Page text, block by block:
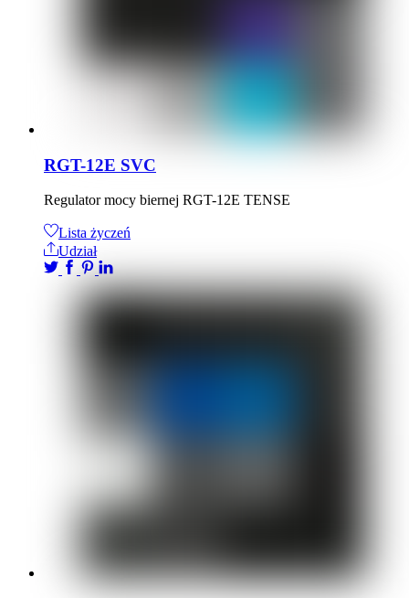
RGT-12E SVC
Regulator mocy biernej RGT-12E TENSE
Lista życzeń
Udział